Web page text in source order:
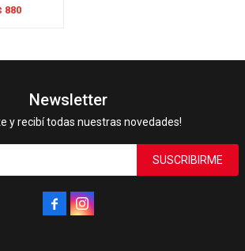
880
Newsletter
y recibí todas nuestras novedades!
SUSCRIBIRME
 